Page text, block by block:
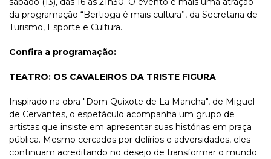
da programação “Bertioga é mais cultura”, da Secretaria de
Turismo, Esporte e Cultura.
Confira a programação:
TEATRO: OS CAVALEIROS DA TRISTE FIGURA
Inspirado na obra "Dom Quixote de La Mancha", de Miguel
de Cervantes, o espetáculo acompanha um grupo de
artistas que insiste em apresentar suas histórias em praça
pública. Mesmo cercados por delírios e adversidades, eles
continuam acreditando no desejo de transformar o mundo.